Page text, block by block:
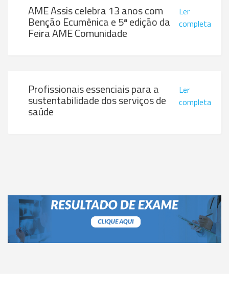
AME Assis celebra 13 anos com
Benção Ecumênica e 5ª edição da
Feira AME Comunidade
Ler
completa
Profissionais essenciais para a
sustentabilidade dos serviços de
saúde
Ler
completa